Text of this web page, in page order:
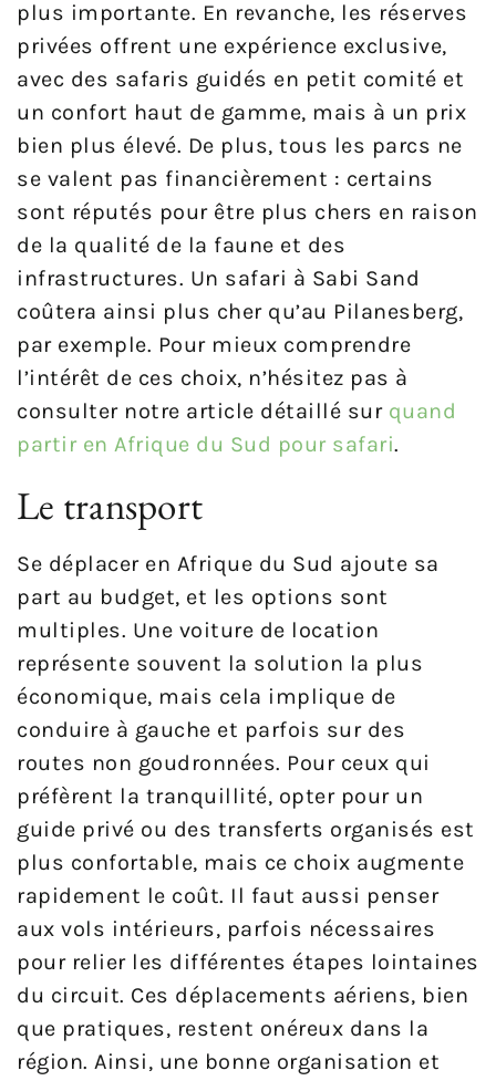
plus importante. En revanche, les réserves
privées offrent une expérience exclusive,
avec des safaris guidés en petit comité et
un confort haut de gamme, mais à un prix
bien plus élevé. De plus, tous les parcs ne
se valent pas financièrement : certains
sont réputés pour être plus chers en raison
de la qualité de la faune et des
infrastructures. Un safari à Sabi Sand
coûtera ainsi plus cher qu’au Pilanesberg,
par exemple. Pour mieux comprendre
l’intérêt de ces choix, n’hésitez pas à
consulter notre article détaillé sur quand
partir en Afrique du Sud pour safari.
Le transport
Se déplacer en Afrique du Sud ajoute sa
part au budget, et les options sont
multiples. Une voiture de location
représente souvent la solution la plus
économique, mais cela implique de
conduire à gauche et parfois sur des
routes non goudronnées. Pour ceux qui
préfèrent la tranquillité, opter pour un
guide privé ou des transferts organisés est
plus confortable, mais ce choix augmente
rapidement le coût. Il faut aussi penser
aux vols intérieurs, parfois nécessaires
pour relier les différentes étapes lointaines
du circuit. Ces déplacements aériens, bien
que pratiques, restent onéreux dans la
région. Ainsi, une bonne organisation et